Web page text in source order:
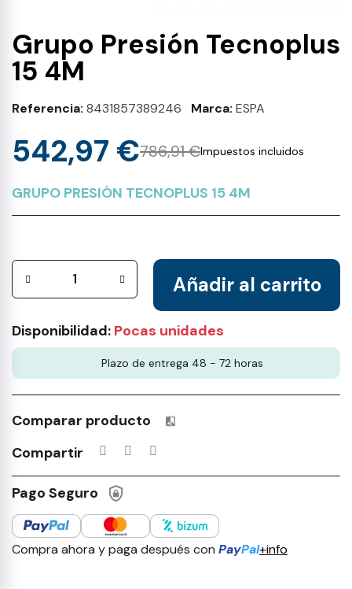
Grupo Presión Tecnoplus
15 4M
Referencia 8431857389246 Marca ESPA
786,91 €
542,97 € Impuestos incluidos
GRUPO PRESIÓN TECNOPLUS 15 4M
Añadir al carrito
Disponibilidad: Pocas unidades
Plazo de entrega 48 - 72 horas
Comparar producto Productos incluidos en tu lista
Compartir
Pago Seguro
Compra ahora y paga después con PayPal+info